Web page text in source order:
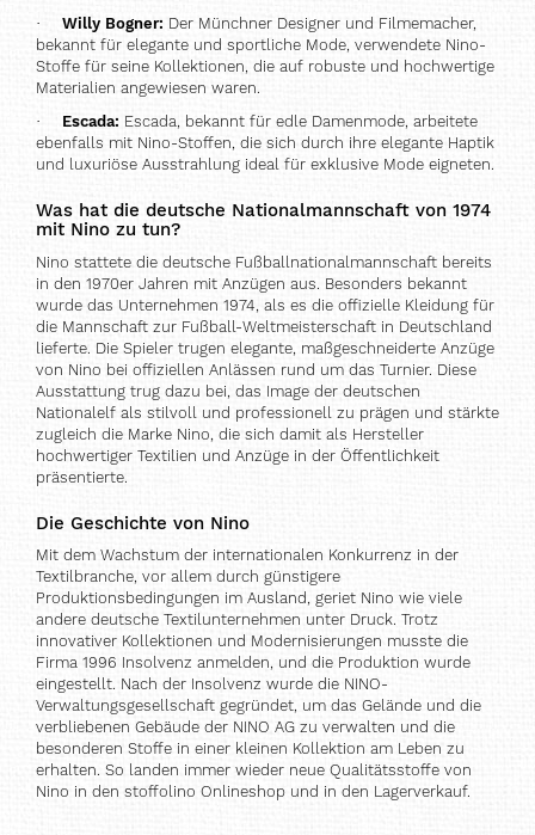
·
Willy Bogner: Der Münchner Designer und Filmemacher,
bekannt für elegante und sportliche Mode, verwendete Nino-
Stoffe für seine Kollektionen, die auf robuste und hochwertige
Materialien angewiesen waren.
·
Escada: Escada, bekannt für edle Damenmode, arbeitete
ebenfalls mit Nino-Stoffen, die sich durch ihre elegante Haptik
und luxuriöse Ausstrahlung ideal für exklusive Mode eigneten.
Was hat die deutsche Nationalmannschaft von 1974
mit Nino zu tun?
Nino stattete die deutsche Fußballnationalmannschaft bereits
in den 1970er Jahren mit Anzügen aus. Besonders bekannt
wurde das Unternehmen 1974, als es die offizielle Kleidung für
die Mannschaft zur Fußball-Weltmeisterschaft in Deutschland
lieferte. Die Spieler trugen elegante, maßgeschneiderte Anzüge
von Nino bei offiziellen Anlässen rund um das Turnier. Diese
Ausstattung trug dazu bei, das Image der deutschen
Nationalelf als stilvoll und professionell zu prägen und stärkte
zugleich die Marke Nino, die sich damit als Hersteller
hochwertiger Textilien und Anzüge in der Öffentlichkeit
präsentierte.
Die Geschichte von Nino
Mit dem Wachstum der internationalen Konkurrenz in der
Textilbranche, vor allem durch günstigere
Produktionsbedingungen im Ausland, geriet Nino wie viele
andere deutsche Textilunternehmen unter Druck. Trotz
innovativer Kollektionen und Modernisierungen musste die
Firma 1996 Insolvenz anmelden, und die Produktion wurde
eingestellt. Nach der Insolvenz wurde die NINO-
Verwaltungsgesellschaft gegründet, um das Gelände und die
verbliebenen Gebäude der NINO AG zu verwalten und die
besonderen Stoffe in einer kleinen Kollektion am Leben zu
erhalten. So landen immer wieder neue Qualitätsstoffe von
Nino in den stoffolino Onlineshop und in den Lagerverkauf.